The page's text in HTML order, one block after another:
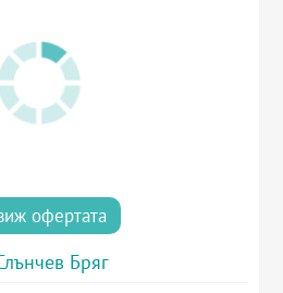
офертата
Бряг